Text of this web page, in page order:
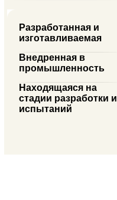
Разработанная и
изготавливаемая
Внедренная в
промышленность
Находящаяся на
стадии разработки и
испытаний